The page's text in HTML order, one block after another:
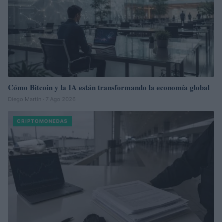
Cómo Bitcoin y la IA están transformando la economía global
Diego Martín · 7 Ago 2026
CRIPTOMONEDAS